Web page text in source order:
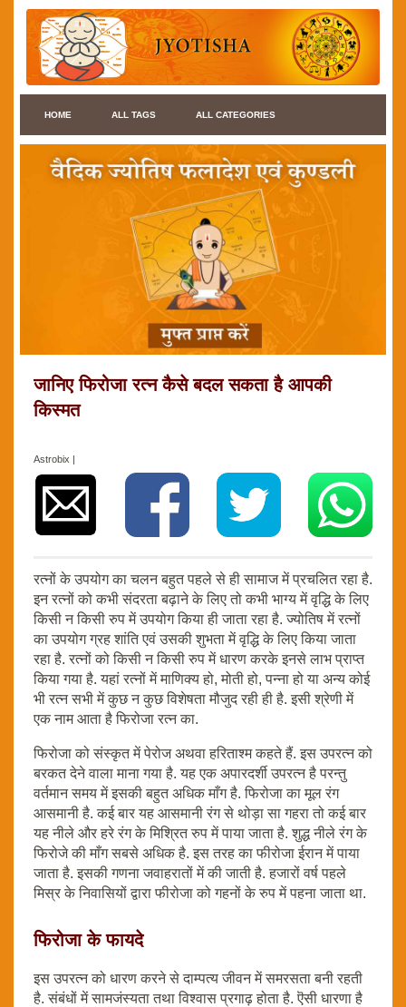
HOME ALL TAGS ALL CATEGORIES
जानिए फिरोजा रत्न कैसे बदल सकता है आपकी
किस्मत
Astrobix |
रत्नों के उपयोग का चलन बहुत पहले से ही सामाज में प्रचलित रहा है.
इन रत्नों को कभी संदरता बढ़ाने के लिए तो कभी भाग्य में वृद्धि के लिए
किसी न किसी रुप में उपयोग किया ही जाता रहा है. ज्योतिष में रत्नों
का उपयोग ग्रह शांति एवं उसकी शुभता में वृद्धि के लिए किया जाता
रहा है. रत्नों को किसी न किसी रुप में धारण करके इनसे लाभ प्राप्त
किया गया है. यहां रत्नों में माणिक्य हो, मोती हो, पन्ना हो या अन्य कोई
भी रत्न सभी में कुछ न कुछ विशेषता मौजुद रही ही है. इसी श्रेणी में
एक नाम आता है फिरोजा रत्न का.
फिरोजा को संस्कृत में पेरोज अथवा हरिताश्म कहते हैं. इस उपरत्न को
बरकत देने वाला माना गया है. यह एक अपारदर्शी उपरत्न है परन्तु
वर्तमान समय में इसकी बहुत अधिक माँग है. फिरोजा का मूल रंग
आसमानी है. कई बार यह आसमानी रंग से थोड़ा सा गहरा तो कई बार
यह नीले और हरे रंग के मिश्रित रुप में पाया जाता है. शुद्ध नीले रंग के
फिरोजे की माँग सबसे अधिक है. इस तरह का फीरोजा ईरान में पाया
जाता है. इसकी गणना जवाहरातों में की जाती है. हजारों वर्ष पहले
मिस्र के निवासियों द्वारा फीरोजा को गहनों के रुप में पहना जाता था.
फिरोजा के फायदे
इस उपरत्न को धारण करने से दाम्पत्य जीवन में समरसता बनी रहती
है. संबंधों में सामजंस्यता तथा विश्वास प्रगाढ़ होता है. ऎसी धारणा है